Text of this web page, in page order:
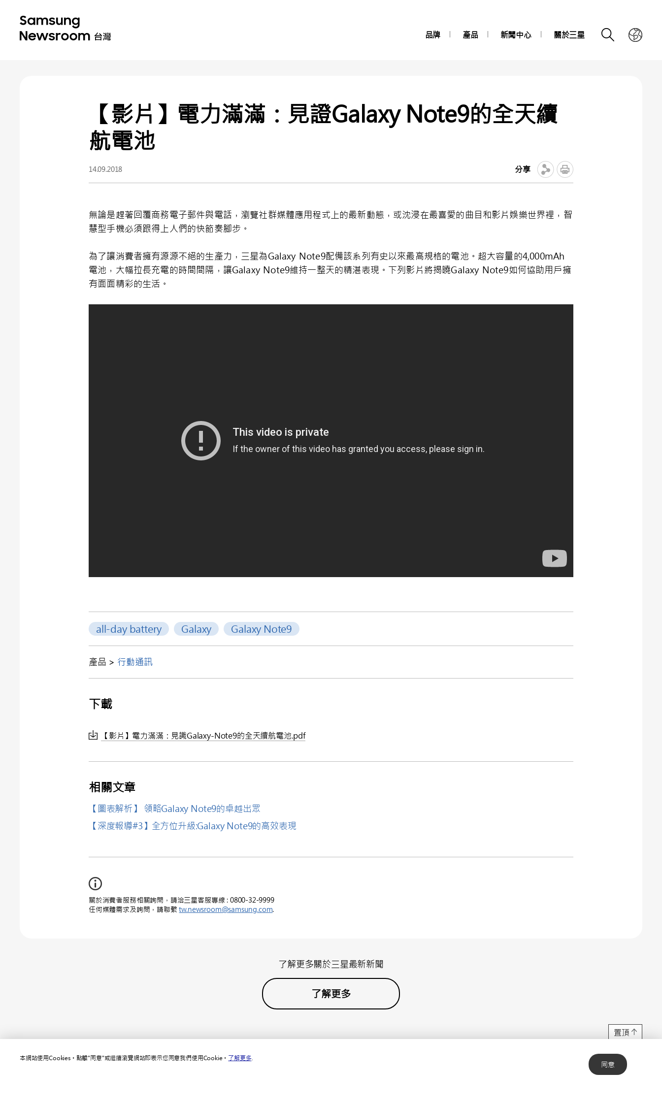
品牌 產品 新聞中心 關於三星
本網站使用Cookies。點擊"同意"或繼續瀏覽網站即表示您同意我們使用Cookie。 了解更多.
同意
【影片】電力滿滿：見證Galaxy Note9的全天續
航電池
14.09.2018 分享
無論是趕著回覆商務電子郵件與電話，瀏覽社群媒體應用程式上的最新動態，或沈浸在最喜愛的曲目和影片娛樂世界裡，智
慧型手機必須跟得上人們的快節奏腳步。
為了讓消費者擁有源源不絕的生產力，三星為Galaxy Note9配備該系列有史以來最高規格的電池。超大容量的4,000mAh
電池，大幅拉長充電的時間間隔，讓Galaxy Note9維持一整天的精湛表現。下列影片將揭曉Galaxy Note9如何協助用戶擁
有面面精彩的生活。
all-day battery Galaxy Galaxy Note9
產品 > 行動通訊
下載
【影片】電力滿滿：見識Galaxy-Note9的全天續航電池.pdf
相關文章
【圖表解析】 領略Galaxy Note9的卓越出眾
【深度報導#3】全方位升級:Galaxy Note9的高效表現
關於消費者服務相關詢問，請洽三星客服專線 : 0800-32-9999
任何媒體需求及詢問，請聯繫tw.newsroom@samsung.com.
了解更多關於三星最新新聞
了解更多
置頂